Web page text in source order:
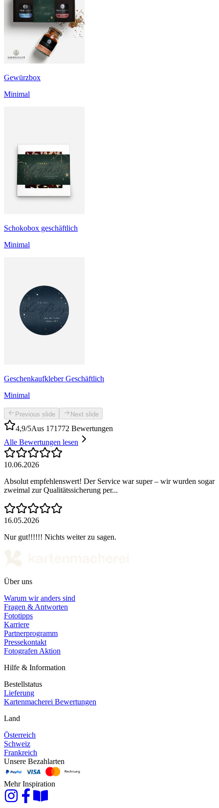
Gewürzbox
Minimal
Schokobox geschäftlich
Minimal
Geschenkaufkleber Geschäftlich
Minimal
Previous slide Next slide
4,9/5Aus 171772 Bewertungen
Alle Bewertungen lesen
10.06.2026
Absolut empfehlenswert! Der Service war super – wir wurden sogar
zweimal zur Qualitätssicherung per...
16.05.2026
Nur gut!!!!!! Nichts weiter zu sagen.
Über uns
Warum wir anders sind
Fragen & Antworten
Fototipps
Karriere
Partnerprogramm
Pressekontakt
Fotografen Aktion
Hilfe & Information
Bestellstatus
Lieferung
Kartenmacherei Bewertungen
Land
Österreich
Schweiz
Frankreich
Unsere Bezahlarten
Mehr Inspiration